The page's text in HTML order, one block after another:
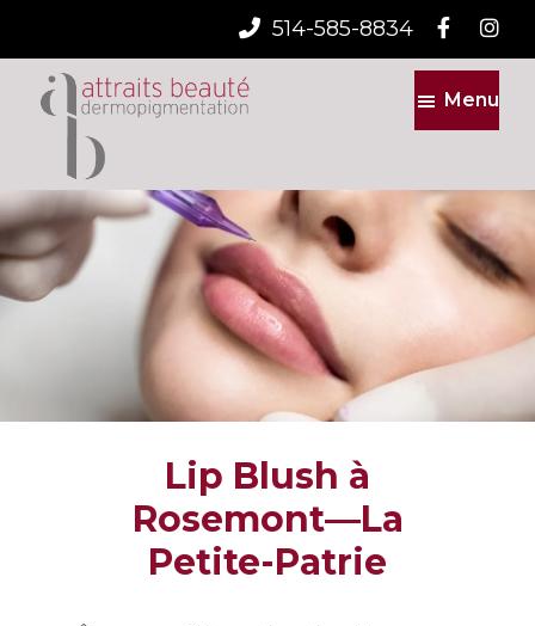
514-585-8834
content
Attraits
Beaute
Menu
Lip Blush à
Rosemont—La
Petite-Patrie